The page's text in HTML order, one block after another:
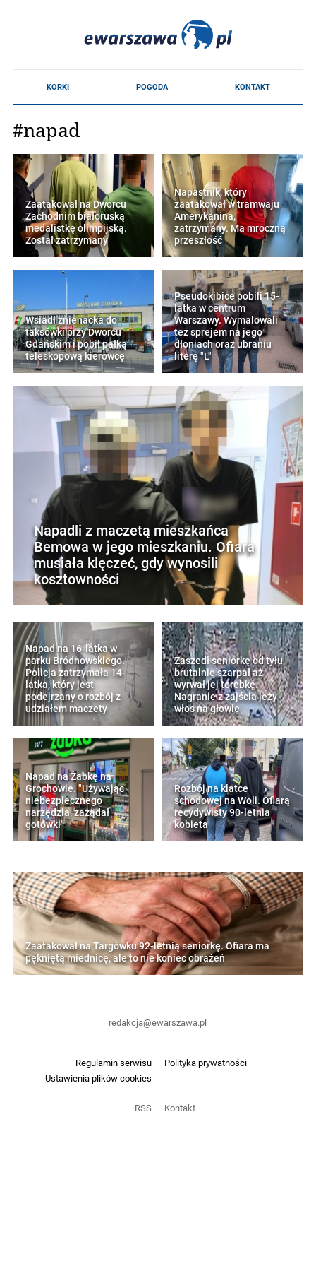
#napad
Zaatakował na Dworcu
Zachodnim białoruską
medalistkę olimpijską.
Został zatrzymany
Napastnik, który
zaatakował w tramwaju
Amerykanina,
zatrzymany. Ma mroczną
przeszłość
Wsiadł znienacka do
taksówki przy Dworcu
Gdańskim i pobił pałką
teleskopową kierowcę
Pseudokibice pobili 15-
latka w centrum
Warszawy. Wymalowali
też sprejem na jego
dłoniach oraz ubraniu
literę "L"
Napadli z maczetą mieszkańca
Bemowa w jego mieszkaniu. Ofiara
musiała klęczeć, gdy wynosili
kosztowności
Napad na 16-latka w
parku Bródnowskiego.
Policja zatrzymała 14-
latka, który jest
podejrzany o rozbój z
udziałem maczety
Zaszedł seniorkę od tyłu,
brutalnie szarpał aż
wyrwał jej torebkę.
Nagranie z zajścia jeży
włos na głowie
Napad na Żabkę na
Grochowie. "Używając
niebezpiecznego
narzędzia, zażądał
gotówki"
Rozbój na klatce
schodowej na Woli. Ofiarą
recydywisty 90-letnia
kobieta
Zaatakował na Targówku 92-letnią seniorkę. Ofiara ma
pękniętą miednicę, ale to nie koniec obrażeń
Regulamin serwisu
Polityka prywatności
Ustawienia plików cookies
RSS Kontakt
redakcja@ewarszawa.pl